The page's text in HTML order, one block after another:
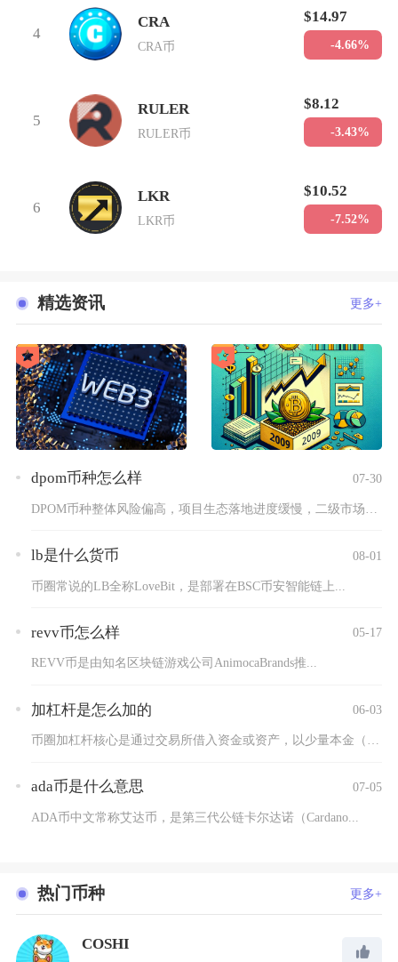
4
CRA
CRA币
$14.97
-4.66%
5
RULER
RULER币
$8.12
-3.43%
6
LKR
LKR币
$10.52
-7.52%
精选资讯 更多+
dpom币种怎么样 07-30
lb是什么货币 08-01
币圈常说的LB全称LoveBit，是部署在BSC币安智能链上...
revv币怎么样 05-17
REVV币是由知名区块链游戏公司AnimocaBrands推...
加杠杆是怎么加的 06-03
ada币是什么意思 07-05
ADA币中文常称艾达币，是第三代公链卡尔达诺（Cardano...
热门币种 更多+
COSHI